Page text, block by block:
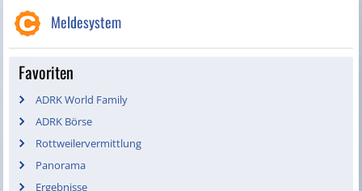
Meldesystem
Favoriten
ADRK World Family
ADRK Börse
Rottweilervermittlung
Panorama
Ergebnisse